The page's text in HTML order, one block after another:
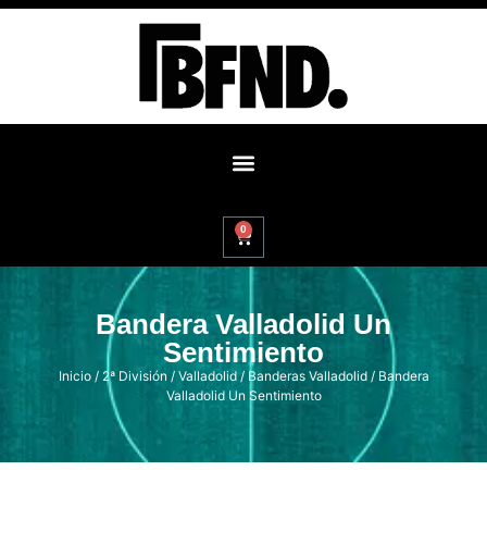
0
Bandera Valladolid Un
Sentimiento
Inicio/ 2ª División / Valladolid/ Banderas Valladolid/ Bandera
Valladolid Un Sentimiento